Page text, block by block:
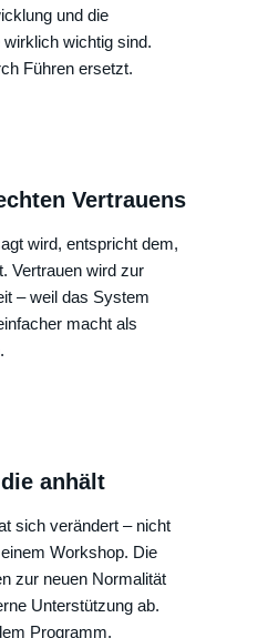
und die
wichtig sind.
Führen ersetzt.
Vertrauens
wird, entspricht dem,
Vertrauen wird zur
– weil das System
macht als
anhält
sich verändert – nicht
Workshop. Die
zur neuen Normalität
Unterstützung ab.
Programm.